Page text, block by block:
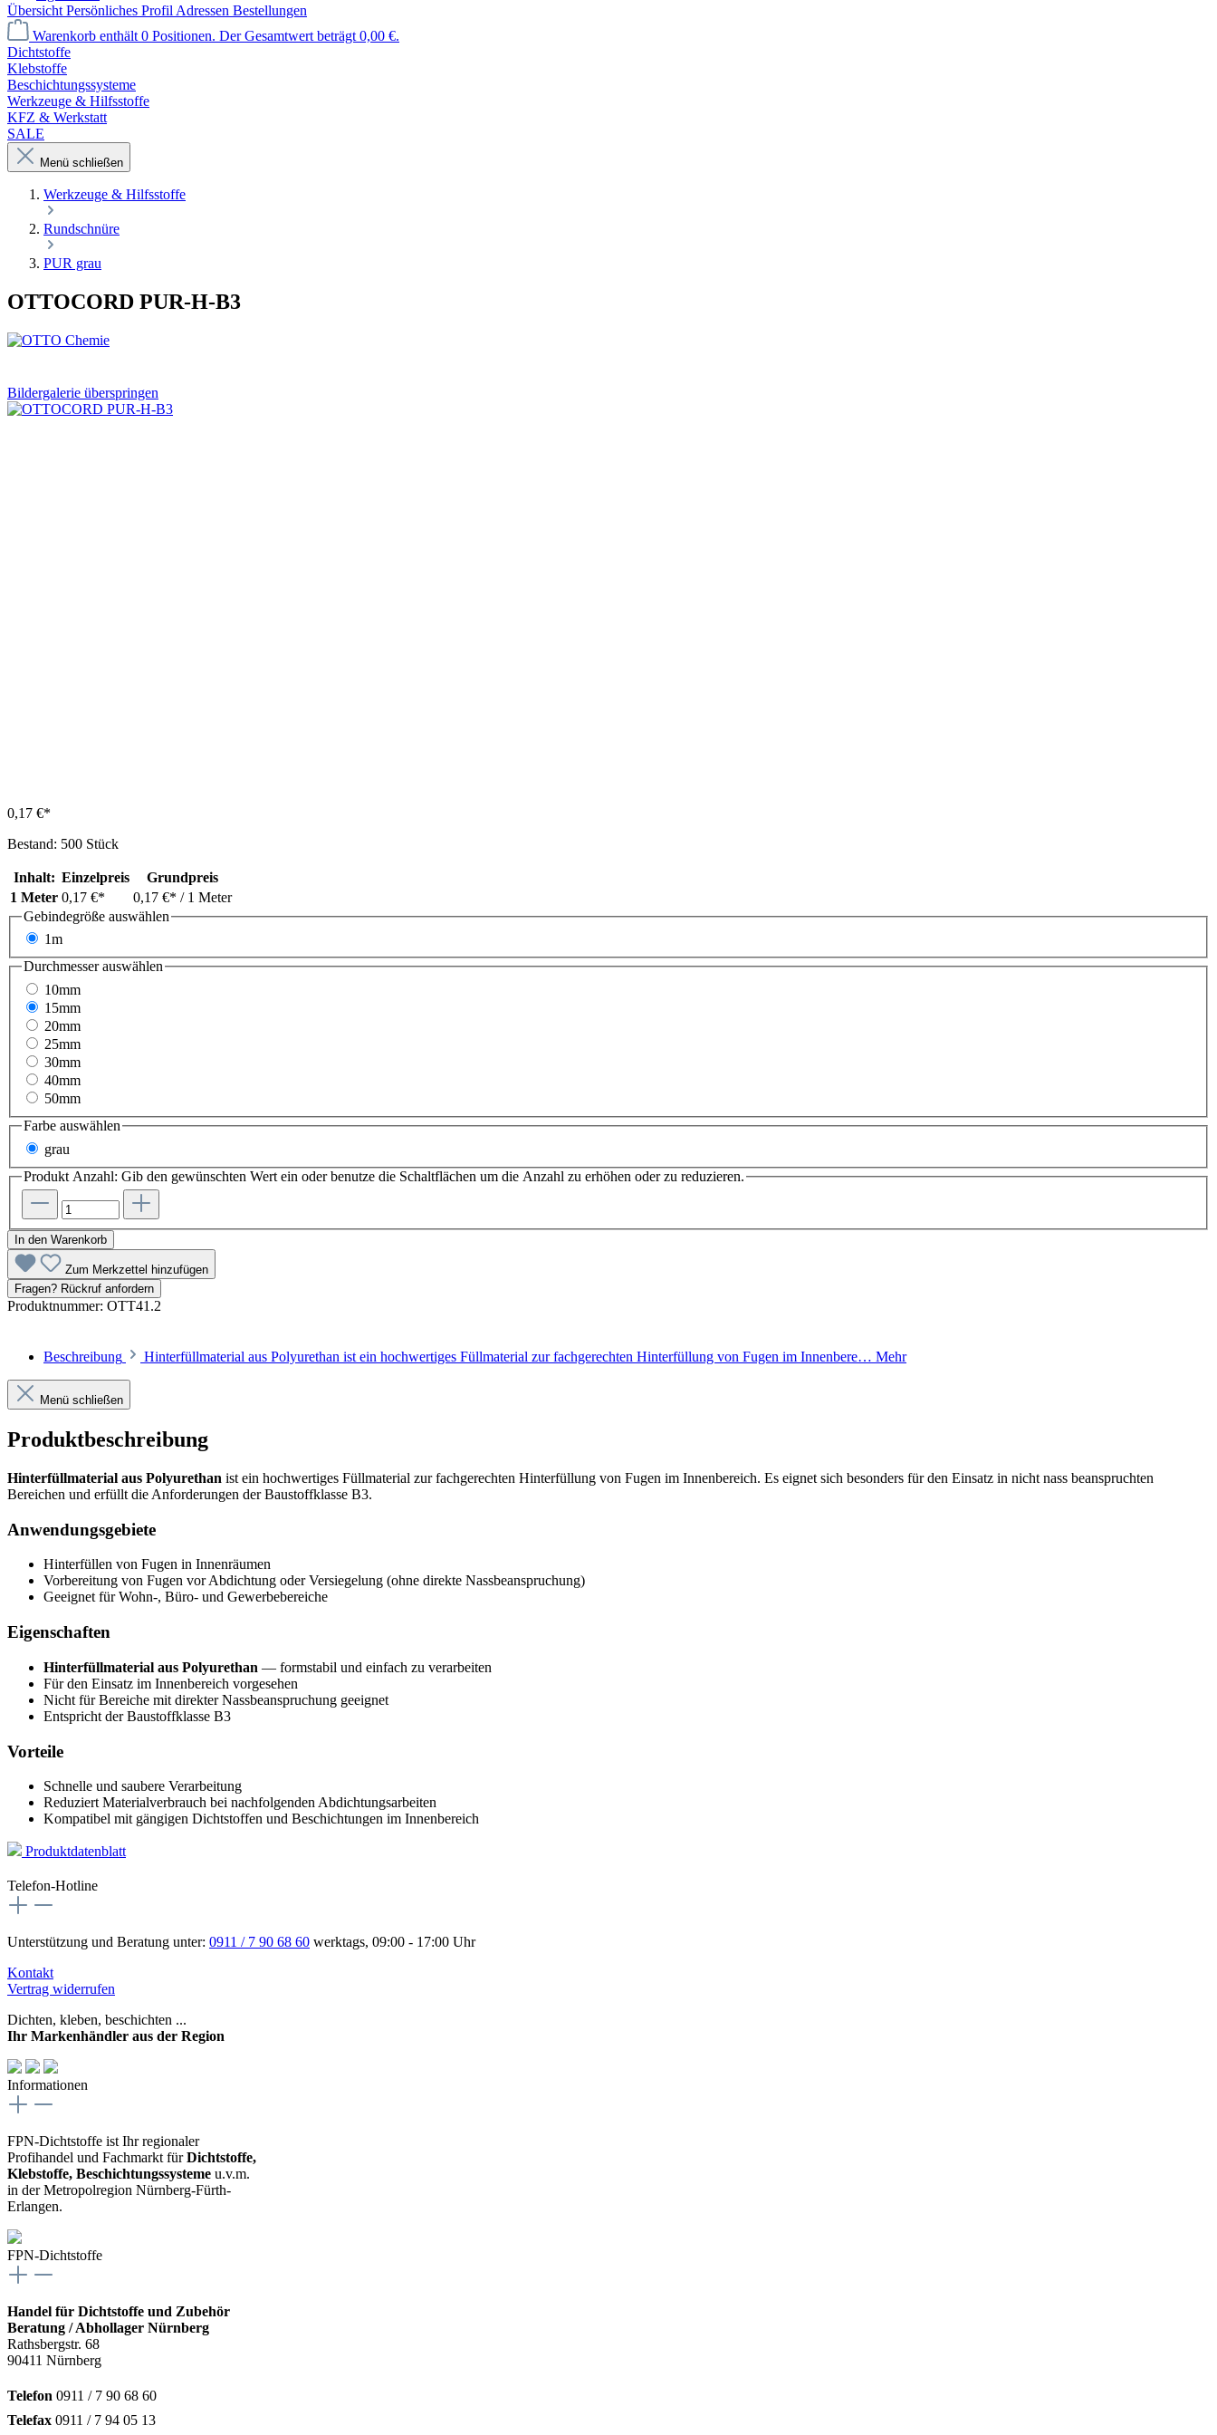
Übersicht Persönliches Profil Adressen Bestellungen
Warenkorb enthält 0 Positionen. Der Gesamtwert beträgt 0,00 €.
Dichtstoffe
Klebstoffe
Beschichtungssysteme
Werkzeuge & Hilfsstoffe
KFZ & Werkstatt
SALE
Menü schließen
Werkzeuge & Hilfsstoffe
Rundschnüre
PUR grau
OTTOCORD PUR-H-B3
Bildergalerie überspringen
0,17 €*
Bestand: 500 Stück
Inhalt: Einzelpreis
Grundpreis
1 Meter 0,17 €* 0,17 €* / 1 Meter
Gebindegröße auswählen
1m
Durchmesserauswählen
10mm
15mm
20mm
25mm
30mm
40mm
50mm
Farbe auswählen
grau
Produkt Anzahl: Gib den gewünschten Wert ein oder benutze die Schaltflächen um die Anzahl zu erhöhen oder zu reduzieren.
In den Warenkorb
Zum Merkzettel hinzufügen
Fragen? Rückruf anfordern
Produktnummer: OTT41.2
Beschreibung Hinterfüllmaterial aus Polyurethan ist ein hochwertiges Füllmaterial zur fachgerechten Hinterfüllung von Fugen im Innenbere… Mehr
Menü schließen
Produktbeschreibung
Hinterfüllmaterial aus Polyurethan ist ein hochwertiges Füllmaterial zur fachgerechten Hinterfüllung von Fugen im Innenbereich. Es eignet sich besonders für den Einsatz in nicht nass beanspruchten
Bereichen und erfüllt die Anforderungen der Baustoffklasse B3.
Anwendungsgebiete
Hinterfüllen von Fugen in Innenräumen
Vorbereitung von Fugen vor Abdichtung oder Versiegelung (ohne direkte Nassbeanspruchung)
Geeignet für Wohn-, Büro- und Gewerbebereiche
Eigenschaften
Hinterfüllmaterial aus Polyurethan — formstabil und einfach zu verarbeiten
Für den Einsatz im Innenbereich vorgesehen
Nicht für Bereiche mit direkter Nassbeanspruchung geeignet
Entspricht der Baustoffklasse B3
Vorteile
Schnelle und saubere Verarbeitung
Reduziert Materialverbrauch bei nachfolgenden Abdichtungsarbeiten
Kompatibel mit gängigen Dichtstoffen und Beschichtungen im Innenbereich
Produktdatenblatt
Telefon-Hotline
Unterstützung und Beratung unter: 0911 / 7 90 68 60 werktags, 09:00 - 17:00 Uhr
Kontakt
Vertrag widerrufen
Dichten, kleben, beschichten ...
Ihr Markenhändler aus der Region
Informationen
FPN-Dichtstoffe ist Ihr regionaler
Profihandel und Fachmarkt fürDichtstoffe,
Klebstoffe, Beschichtungssysteme u.v.m.
in der Metropolregion Nürnberg-Fürth-
Erlangen.
FPN-Dichtstoffe
Handel für Dichtstoffe und Zubehör
Beratung / Abhollager Nürnberg
Rathsbergstr. 68
90411 Nürnberg
Telefon 0911 / 7 90 68 60
Telefax 0911 / 7 94 05 13